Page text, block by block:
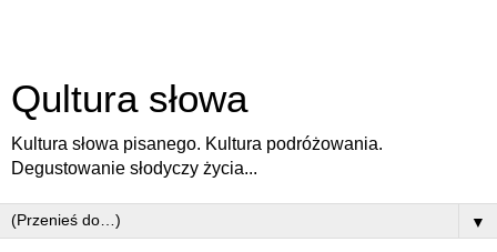
Qultura słowa
Kultura słowa pisanego. Kultura podróżowania.
Degustowanie słodyczy życia...
▼